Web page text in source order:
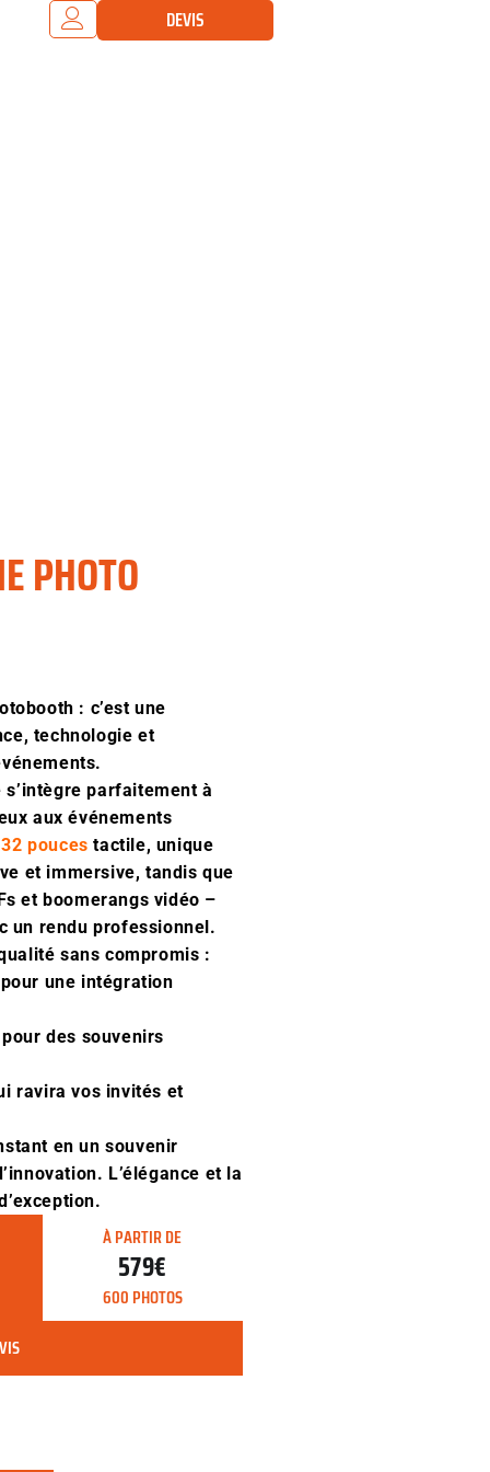
DEVIS
PHOTO
: c’est une
technologie et
parfaitement à
aux événements
pouces tactile, unique
et immersive, tandis que
et boomerangs vidéo –
un rendu professionnel.
sans compromis :
une intégration
des souvenirs
ravira vos invités et
en un souvenir
L’élégance et la
À PARTIR DE
579€
600 PHOTOS